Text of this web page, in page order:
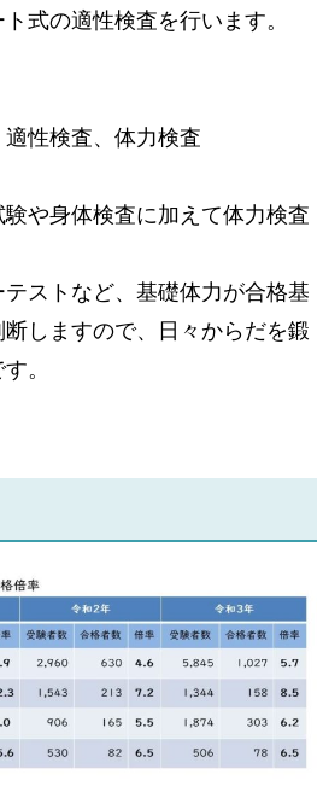
式の適性検査を行います。
性検査、体力検査
や身体検査に加えて体力検査
ストなど、基礎体力が合格基
しますので、日々からだを鍛
。